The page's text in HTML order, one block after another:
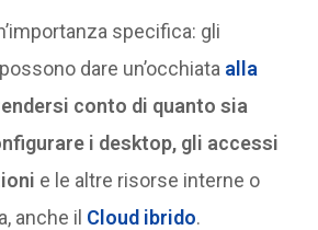
specifica: gli
dare un’occhiata alla
conto di quanto sia
i desktop, gli accessi
e le altre risorse interne o
anche il Cloud ibrido.